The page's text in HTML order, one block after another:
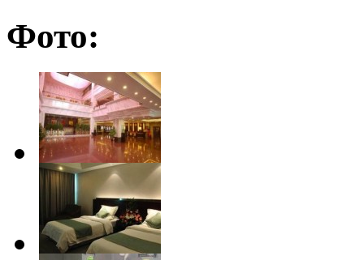
Фото: